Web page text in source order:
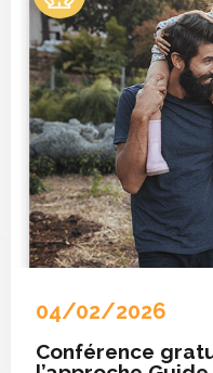
04/02/2026
Conférence